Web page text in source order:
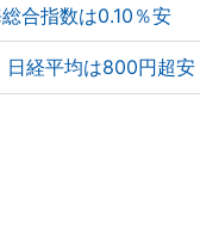
合指数は0.10％安
経平均は800円超安